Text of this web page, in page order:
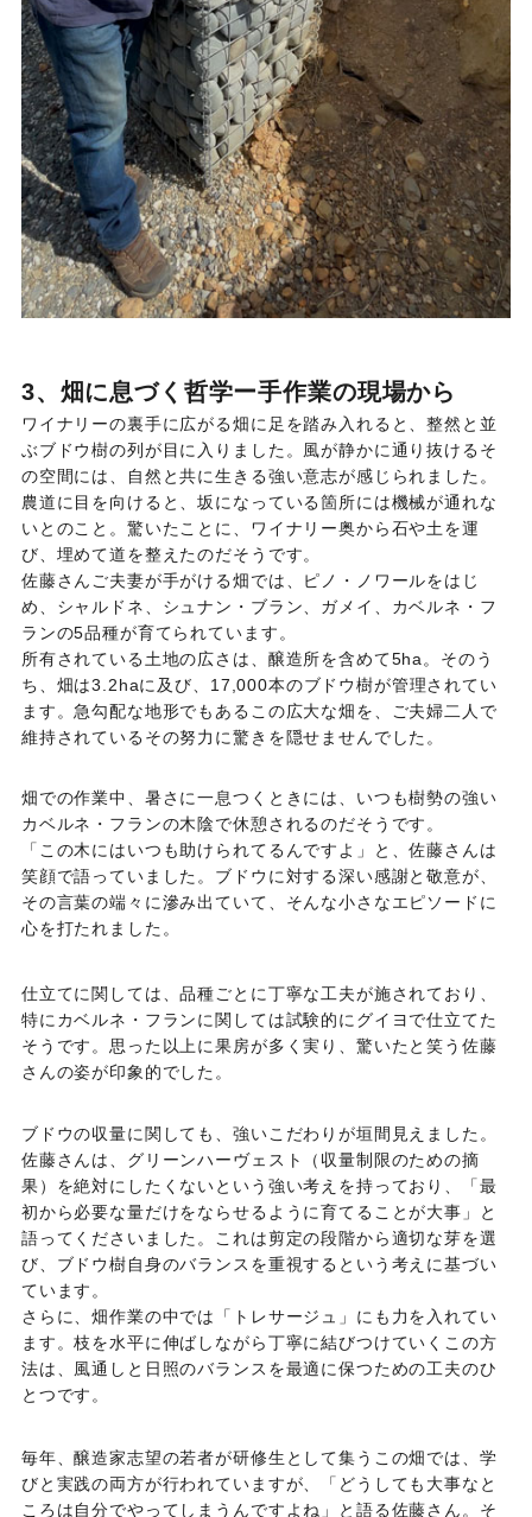
3、畑に息づく哲学ー手作業の現場から
ワイナリーの裏手に広がる畑に足を踏み入れると、整然と並
ぶブドウ樹の列が目に入りました。風が静かに通り抜けるそ
の空間には、自然と共に生きる強い意志が感じられました。
農道に目を向けると、坂になっている箇所には機械が通れな
いとのこと。驚いたことに、ワイナリー奥から石や土を運
び、埋めて道を整えたのだそうです。
佐藤さんご夫妻が手がける畑では、ピノ・ノワールをはじ
め、シャルドネ、シュナン・ブラン、ガメイ、カベルネ・フ
ランの5品種が育てられています。
所有されている土地の広さは、醸造所を含めて5ha。そのう
ち、畑は3.2haに及び、17,000本のブドウ樹が管理されてい
ます。急勾配な地形でもあるこの広大な畑を、ご夫婦二人で
維持されているその努力に驚きを隠せませんでした。
畑での作業中、暑さに一息つくときには、いつも樹勢の強い
カベルネ・フランの木陰で休憩されるのだそうです。
「この木にはいつも助けられてるんですよ」と、佐藤さんは
笑顔で語っていました。ブドウに対する深い感謝と敬意が、
その言葉の端々に滲み出ていて、そんな小さなエピソードに
心を打たれました。
仕立てに関しては、品種ごとに丁寧な工夫が施されており、
特にカベルネ・フランに関しては試験的にグイヨで仕立てた
そうです。思った以上に果房が多く実り、驚いたと笑う佐藤
さんの姿が印象的でした。
ブドウの収量に関しても、強いこだわりが垣間見えました。
佐藤さんは、グリーンハーヴェスト（収量制限のための摘
果）を絶対にしたくないという強い考えを持っており、「最
初から必要な量だけをならせるように育てることが大事」と
語ってくださいました。これは剪定の段階から適切な芽を選
び、ブドウ樹自身のバランスを重視するという考えに基づい
ています。
さらに、畑作業の中では「トレサージュ」にも力を入れてい
ます。枝を水平に伸ばしながら丁寧に結びつけていくこの方
法は、風通しと日照のバランスを最適に保つための工夫のひ
とつです。
毎年、醸造家志望の若者が研修生として集うこの畑では、学
びと実践の両方が行われていますが、「どうしても大事なと
ころは自分でやってしまうんですよね」と語る佐藤さん。そ